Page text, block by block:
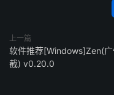
上一篇
软件推荐[Windows]Zen(广
截) v0.20.0